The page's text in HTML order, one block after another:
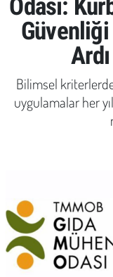
Odası:
Güvenliği
Bilimsel
uygulamalar her
Yaşam
Yerel Haberler
Eğitim
Emek
Spor
Son Dakika
Haber Arşivi